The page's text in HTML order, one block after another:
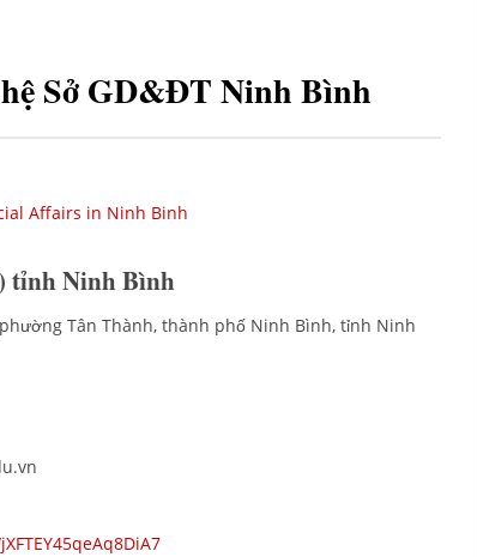
Sở GD&ĐT Ninh Bình
Affairs in Ninh Binh
tỉnh Ninh Bình
Tân Thành, thành phố Ninh Bình, tỉnh Ninh